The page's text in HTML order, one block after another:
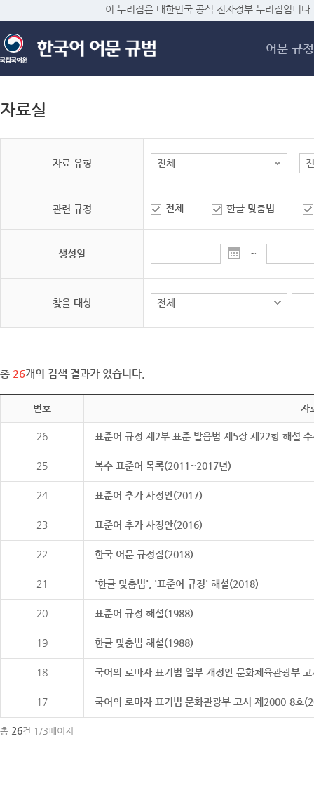
메
이 누리집은 대한민국 공식 전자정부 누리집입니다.
어문 규정
자료실
자료 유형
관련 규정 전체 한글 맞춤법
생성일 ~
찾을 대상
총 26개의 검색 결과가 있습니다.
번호 자
26 표준어 규정 제2부 표준 발음법 제5장 제22항 해설
25 복수 표준어 목록(2011~2017년)
24 표준어 추가 사정안(2017)
23 표준어 추가 사정안(2016)
22 한국 어문 규정집(2018)
21 '한글 맞춤법', '표준어 규정' 해설(2018)
20 표준어 규정 해설(1988)
19 한글 맞춤법 해설(1988)
18 국어의 로마자 표기법 일부 개정안 문화체육관광부
17 국어의 로마자 표기법 문화관광부 고시 제2000-8호
총 26건 1/3페이지